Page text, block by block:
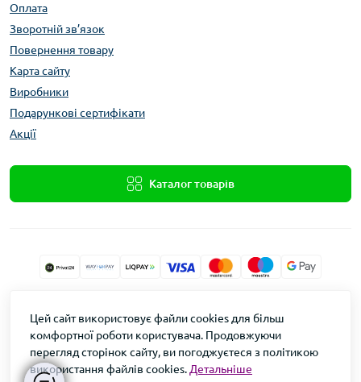
Оплата
Зворотній зв’язок
Повернення товару
Карта сайту
Виробники
Подарункові сертифікати
Акції
Каталог товарів
Формула Врожаю © 2026
Цей сайт використовує файли cookies для більш
комфортної роботи користувача. Продовжуючи
перегляд сторінок сайту, ви погоджуєтеся з політикою
використання файлів cookies. Детальніше